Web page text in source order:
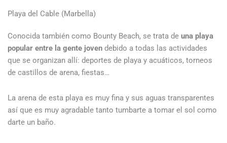
Playa del Cable (Marbella)
Conocida también como Bounty Beach, se trata de una playa
popular entre la gente joven debido a todas las actividades
que se organizan allí: deportes de playa y acuáticos, torneos
de castillos de arena, fiestas…
La arena de esta playa es muy fina y sus aguas transparentes
así que es muy agradable tanto tumbarte a tomar el sol como
darte un baño.